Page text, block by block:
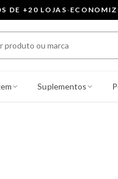
DE +20 LOJAS·
Suplementos